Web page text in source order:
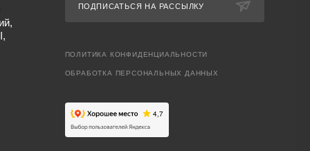
ПОДПИСАТЬСЯ НА РАССЫЛКУ
ПОЛИТИКА КОНФИДЕНЦИАЛЬНОСТИ
ОБРАБОТКА ПЕРСОНАЛЬНЫХ ДАННЫХ